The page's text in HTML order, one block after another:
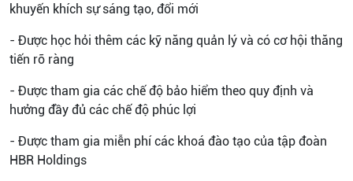
khuyến khích sự sáng tạo, đổi mới
- Được học hỏi thêm các kỹ năng quản lý và có cơ hội thăng
tiến rõ ràng
- Được tham gia các chế độ bảo hiểm theo quy định và
hưởng đầy đủ các chế độ phúc lợi
- Được tham gia miễn phí các khoá đào tạo của tập đoàn
HBR Holdings